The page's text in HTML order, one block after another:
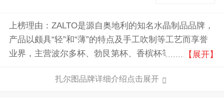
上榜理由：ZALTO是源自奥地利的知名水晶制品品牌，
产品以颇具“轻”和“薄”的特点及手工吹制等工艺而享誉
业界，主营波尔多杯、勃艮第杯、香槟杯等系列产品，
利北部新纳格尔贝勒（Neunagelberg）小镇的玻璃工艺
【展开】
扎尔图品牌详细介绍点击展开